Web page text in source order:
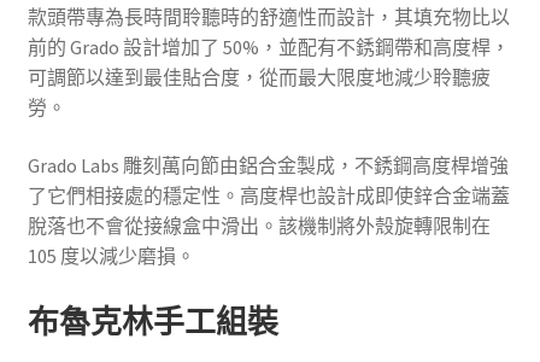
款頭帶專為長時間聆聽時的舒適性而設計，其填充物比以
前的 Grado 設計增加了 50%，並配有不銹鋼帶和高度桿，
可調節以達到最佳貼合度，從而最大限度地減少聆聽疲
勞。
Grado Labs 雕刻萬向節由鋁合金製成，不銹鋼高度桿增強
了它們相接處的穩定性。高度桿也設計成即使鋅合金端蓋
脫落也不會從接線盒中滑出。該機制將外殼旋轉限制在
105 度以減少磨損。
布魯克林手工組裝